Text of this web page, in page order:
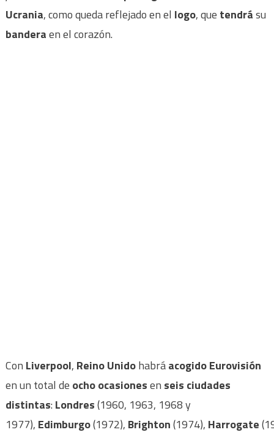
Ucrania, como queda reflejado en el logo, que tendrásu
banderaen el corazón.
Con Liverpool, Reino Unidohabráacogido Eurovisión
en un total de ocho ocasionesen seis ciudades
distintas: Londres(1960, 1963, 1968 y
1977), Edimburgo(1972), Brighton(1974), Harrogate